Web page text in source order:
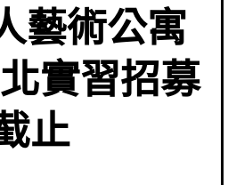
藝術公寓
實習招募
止